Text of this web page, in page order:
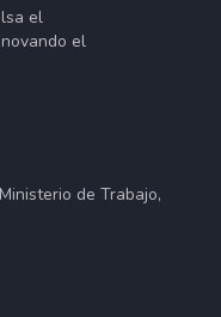
el
el
de Trabajo,